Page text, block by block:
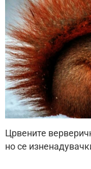
Црвените
но се